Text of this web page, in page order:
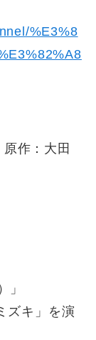
%E3%8
作：大田
」
ズキ」を演